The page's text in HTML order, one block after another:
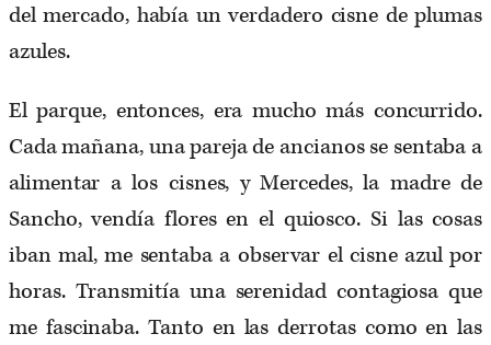
del mercado, había un verdadero cisne de plumas
azules.
El parque, entonces, era mucho más concurrido.
Cada mañana, una pareja de ancianos se sentaba a
alimentar a los cisnes, y Mercedes, la madre de
Sancho, vendía flores en el quiosco. Si las cosas
iban mal, me sentaba a observar el cisne azul por
horas. Transmitía una serenidad contagiosa que
me fascinaba. Tanto en las derrotas como en las